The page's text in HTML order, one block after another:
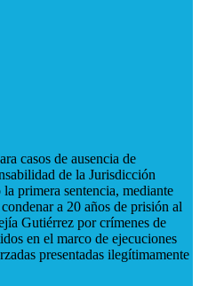
casos de ausencia de
de la Jurisdicción
primera sentencia, mediante
a 20 años de prisión al
Gutiérrez por crímenes de
en el marco de ejecuciones
presentadas ilegítimamente